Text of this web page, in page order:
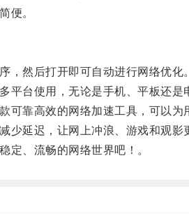
便。
然后打开即可自动进行网络优化。
台使用，无论是手机、平板还是
靠高效的网络加速工具，可以为
延迟，让网上冲浪、游戏和观影
、流畅的网络世界吧！。